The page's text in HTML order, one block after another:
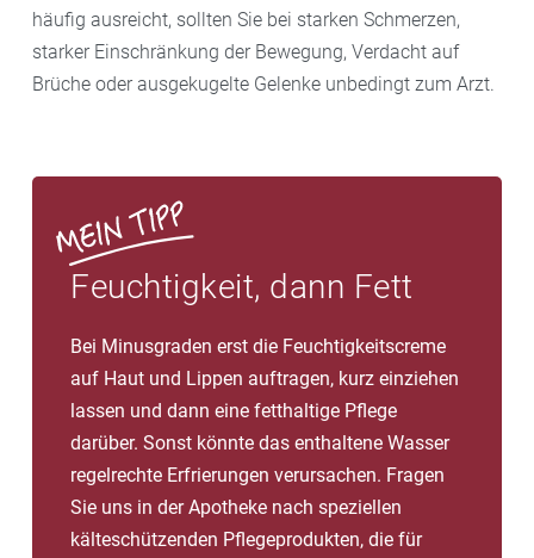
häufig ausreicht, sollten Sie bei starken Schmerzen,
starker Einschränkung der Bewegung, Verdacht auf
Brüche oder ausgekugelte Gelenke unbedingt zum Arzt.
Feuchtigkeit, dann Fett
Bei Minusgraden erst die Feuchtigkeitscreme
auf Haut und Lippen auftragen, kurz einziehen
lassen und dann eine fetthaltige Pflege
darüber. Sonst könnte das enthaltene Wasser
regelrechte Erfrierungen verursachen. Fragen
Sie uns in der Apotheke nach speziellen
kälteschützenden Pflegeprodukten, die für